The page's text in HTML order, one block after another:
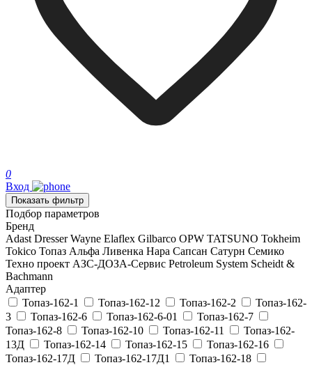
0
Вход
Показать фильтр
Подбор параметров
Бренд
Adast Dresser Wayne Elaflex Gilbarco OPW TATSUNO Tokheim
Tokico Топаз Альфа Ливенка Нара Сапсан Сатурн Семико
Техно проект АЗС-ДОЗА-Сервис Petroleum System Scheidt &
Bachmann
Адаптер
Топаз-162-1
Топаз-162-12 Топаз-162-2
Топаз-162-
3
Топаз-162-6 Топаз-162-6-01
Топаз-162-7
Топаз-162-8
Топаз-162-10 Топаз-162-11
Топаз-162-
13Д
Топаз-162-14 Топаз-162-15
Топаз-162-16
Топаз-162-17Д
Топаз-162-17Д1
Топаз-162-18